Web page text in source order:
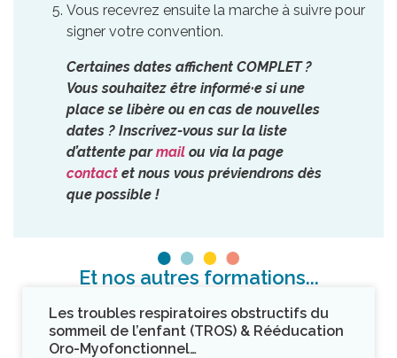
Vous recevrez ensuite la marche à suivre pour
signer votre convention.
Certaines dates affichent COMPLET ?
Vous souhaitez être informé·e si une
place se libère ou en cas de nouvelles
dates ? Inscrivez-vous sur la liste
d’attente parmail ou via la page
contact et nous vous préviendrons dès
que possible !
Et nos autres formations...
Les troubles respiratoires obstructifs du
sommeil de l’enfant (TROS) & Rééducation
Oro-Myofonctionnel…